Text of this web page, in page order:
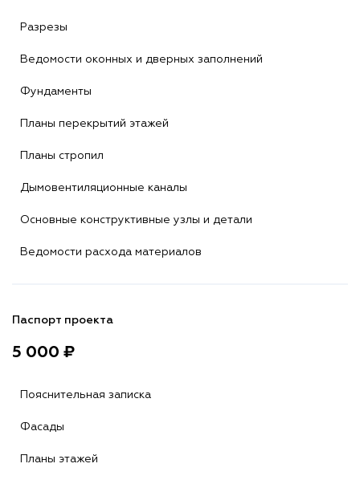
Разрезы
Ведомости оконных и дверных заполнений
Фундаменты
Планы перекрытий этажей
Планы стропил
Дымовентиляционные каналы
Основные конструктивные узлы и детали
Ведомости расхода материалов
Паспорт проекта
5 000 ₽
Пояснительная записка
Фасады
Планы этажей